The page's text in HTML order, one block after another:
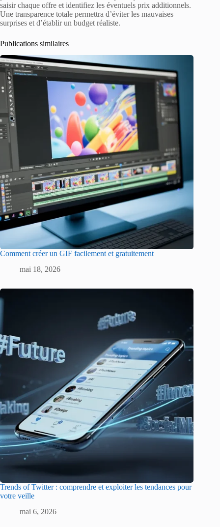
saisir chaque offre et identifiez les éventuels prix additionnels.
Une transparence totale permettra d’éviter les mauvaises
surprises et d’établir un budget réaliste.
Publications similaires
Comment créer un GIF facilement et gratuitement
mai 18, 2026
Trends of Twitter : comprendre et exploiter les tendances pour
votre veille
mai 6, 2026